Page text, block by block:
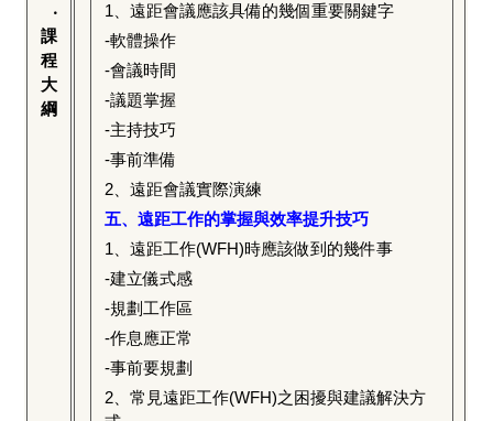
‧
課
程
大
綱
1 、遠距會議應該具備的幾個重要關鍵字
-軟體操作
-會議時間
-議題掌握
-主持技巧
-事前準備
2 、遠距會議實際演練
五、遠距工作的掌握與效率提升技巧
1 、遠距工作(WFH)時應該做到的幾件事
-建立儀式感
-規劃工作區
-作息應正常
-事前要規劃
2 、常見遠距工作(WFH)之困擾與建議解決方